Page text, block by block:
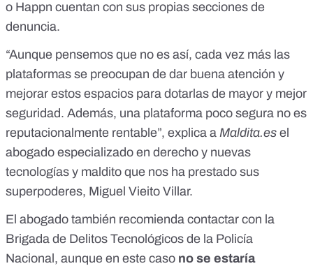
o Happn cuentan con sus propias secciones de
denuncia.
“Aunque pensemos que no es así, cada vez más las
plataformas se preocupan de dar buena atención y
mejorar estos espacios para dotarlas de mayor y mejor
seguridad. Además, una plataforma poco segura no es
reputacionalmente rentable”, explica a Maldita.es el
abogado especializado en derecho y nuevas
tecnologías y maldito que nos ha prestado sus
superpoderes, Miguel Vieito Villar.
El abogado también recomienda contactar con la
Brigada de Delitos Tecnológicos de la Policía
Nacional, aunque en este caso no se estaría